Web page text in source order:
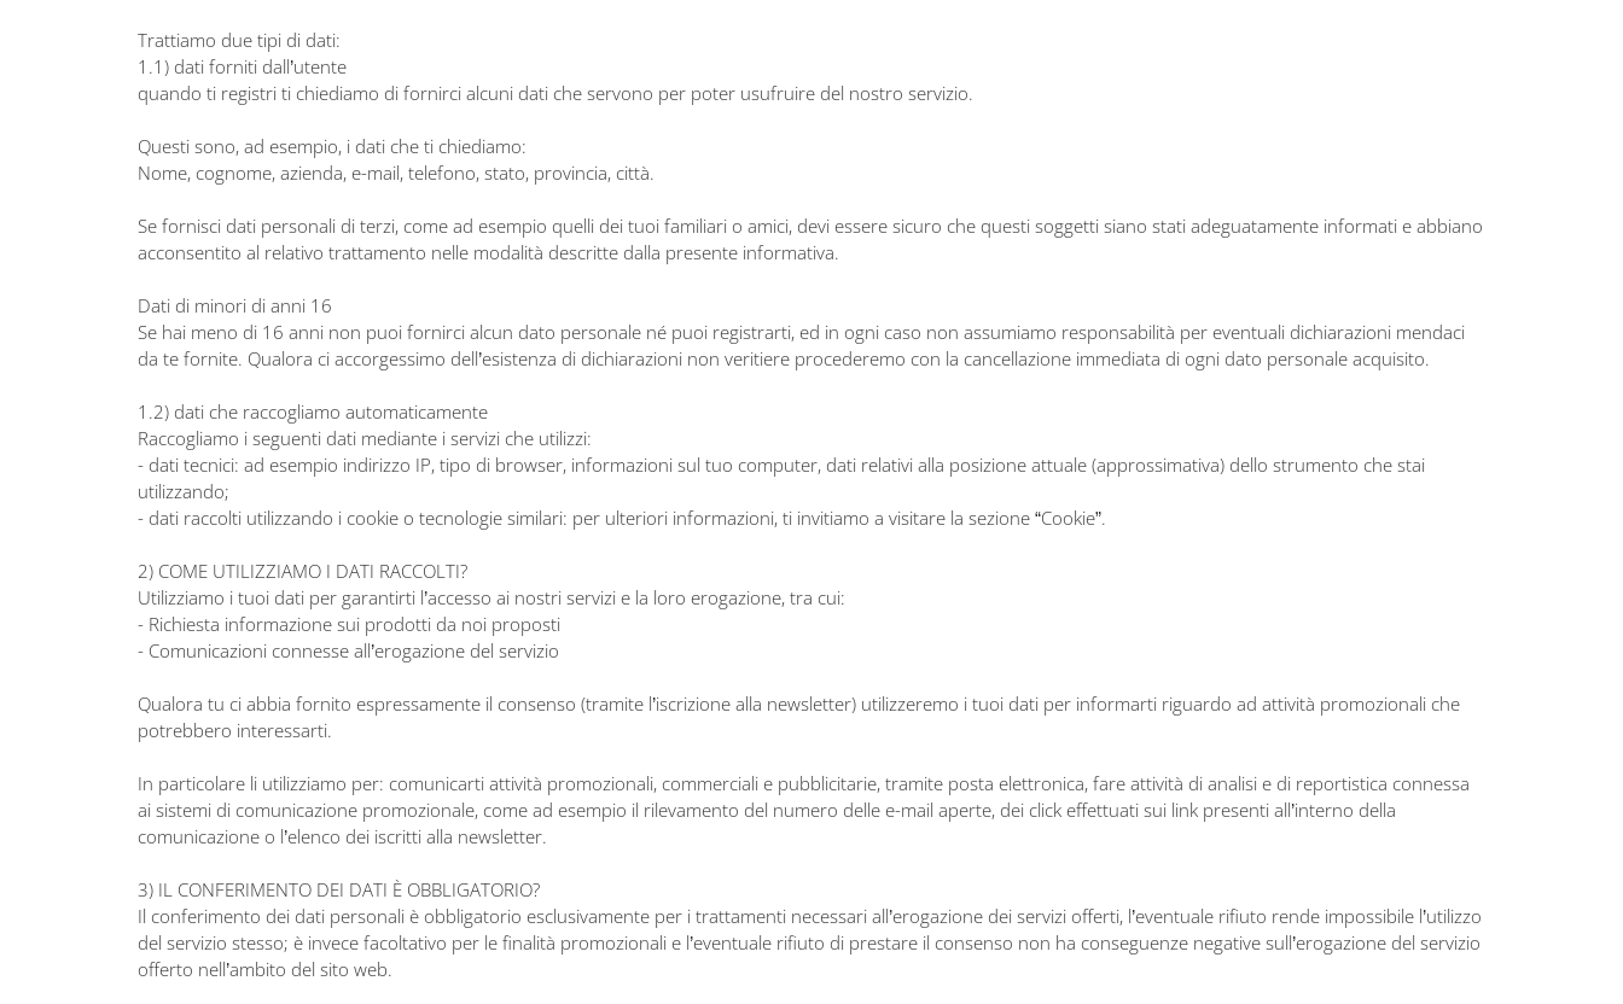
Trattiamo due tipi di dati:
1.1) dati forniti dall’utente
quando ti registri ti chiediamo di fornirci alcuni dati che servono per poter usufruire del nostro servizio.
Questi sono, ad esempio, i dati che ti chiediamo:
Nome, cognome, azienda, e-mail, telefono, stato, provincia, città.
Se fornisci dati personali di terzi, come ad esempio quelli dei tuoi familiari o amici, devi essere sicuro che questi soggetti siano stati adeguatamente informati e abbiano
acconsentito al relativo trattamento nelle modalità descritte dalla presente informativa.
Dati di minori di anni 16
Se hai meno di 16 anni non puoi fornirci alcun dato personale né puoi registrarti, ed in ogni caso non assumiamo responsabilità per eventuali dichiarazioni mendaci
da te fornite. Qualora ci accorgessimo dell’esistenza di dichiarazioni non veritiere procederemo con la cancellazione immediata di ogni dato personale acquisito.
1.2) dati che raccogliamo automaticamente
Raccogliamo i seguenti dati mediante i servizi che utilizzi:
- dati tecnici: ad esempio indirizzo IP, tipo di browser, informazioni sul tuo computer, dati relativi alla posizione attuale (approssimativa) dello strumento che stai
utilizzando;
- dati raccolti utilizzando i cookie o tecnologie similari: per ulteriori informazioni, ti invitiamo a visitare la sezione “Cookie”.
2) COME UTILIZZIAMO I DATI RACCOLTI?
Utilizziamo i tuoi dati per garantirti l’accesso ai nostri servizi e la loro erogazione, tra cui:
- Richiesta informazione sui prodotti da noi proposti
- Comunicazioni connesse all’erogazione del servizio
Qualora tu ci abbia fornito espressamente il consenso (tramite l’iscrizione alla newsletter) utilizzeremo i tuoi dati per informarti riguardo ad attività promozionali che
potrebbero interessarti.
In particolare li utilizziamo per: comunicarti attività promozionali, commerciali e pubblicitarie, tramite posta elettronica, fare attività di analisi e di reportistica connessa
ai sistemi di comunicazione promozionale, come ad esempio il rilevamento del numero delle e-mail aperte, dei click effettuati sui link presenti all’interno della
comunicazione o l’elenco dei iscritti alla newsletter.
3) IL CONFERIMENTO DEI DATI È OBBLIGATORIO?
Il conferimento dei dati personali è obbligatorio esclusivamente per i trattamenti necessari all’erogazione dei servizi offerti, l’eventuale rifiuto rende impossibile l’utilizzo
del servizio stesso; è invece facoltativo per le finalità promozionali e l’eventuale rifiuto di prestare il consenso non ha conseguenze negative sull’erogazione del servizio
offerto nell’ambito del sito web.